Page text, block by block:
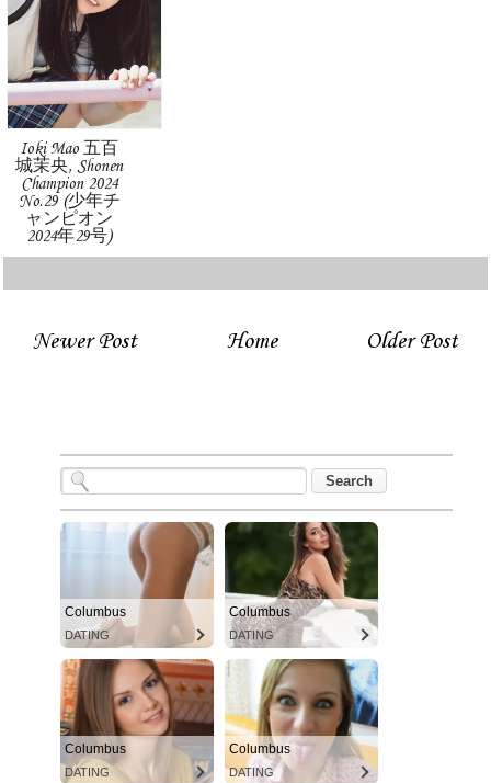
Ioki Mao 五百
城茉央, Shonen
Champion 2024
No.29 (少年チ
ャンピオン
2024年29号)
Newer Post Older Post
Home
Columbus
DATING
Columbus
DATING
Columbus
DATING
Columbus
DATING